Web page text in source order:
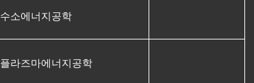
수소에너지공학
플라즈마에너지공학